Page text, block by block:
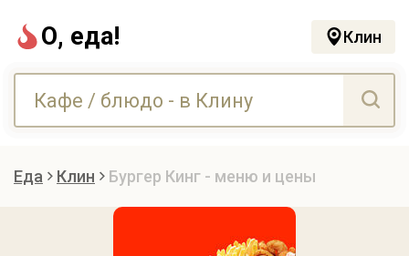
О, еда! Клин
Еда Клин Бургер Кинг - меню и цены